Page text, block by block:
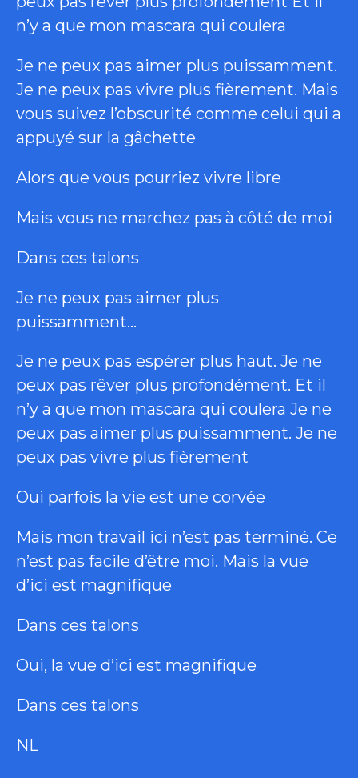
n’y a que mon mascara qui coulera
Je ne peux pas aimer plus puissamment.
Je ne peux pas vivre plus fièrement. Mais
vous suivez l’obscurité comme celui qui a
appuyé sur la gâchette
Alors que vous pourriez vivre libre
Mais vous ne marchez pas à côté de moi
Dans ces talons
Je ne peux pas aimer plus
puissamment…
Je ne peux pas espérer plus haut. Je ne
peux pas rêver plus profondément. Et il
n’y a que mon mascara qui coulera Je ne
peux pas aimer plus puissamment. Je ne
peux pas vivre plus fièrement
Oui parfois la vie est une corvée
Mais mon travail ici n’est pas terminé. Ce
n’est pas facile d’être moi. Mais la vue
d’ici est magnifique
Dans ces talons
Oui, la vue d’ici est magnifique
Dans ces talons
NL